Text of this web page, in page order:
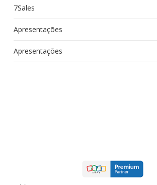
7Sales
Apresentações
Apresentações